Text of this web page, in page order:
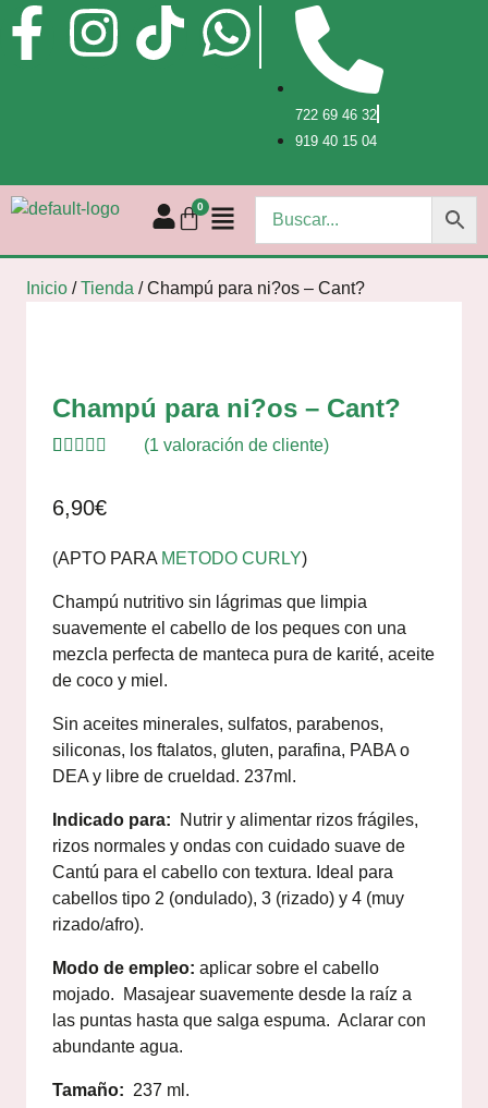
722 69 46 32
919 40 15 04
Inicio / Tienda / Champú para ni?os – Cant?
Champú para ni?os – Cant?
5 en base a
valoración
(1 valoración de cliente)
6,90€
(APTO PARA METODO CURLY)
Champú nutritivo sin lágrimas que limpia
suavemente el cabello de los peques con una
mezcla perfecta de manteca pura de karité, aceite
de coco y miel.
Sin aceites minerales, sulfatos, parabenos,
siliconas, los ftalatos, gluten, parafina, PABA o
DEA y libre de crueldad. 237ml.
Indicado para:
Nutrir y alimentar rizos frágiles,
rizos normales y ondas con cuidado suave de
Cantú para el cabello con textura. Ideal para
cabellos tipo 2 (ondulado), 3 (rizado) y 4 (muy
rizado/afro).
Modo de empleo: aplicar sobre el cabello
mojado. Masajear suavemente desde la raíz a
las puntas hasta que salga espuma. Aclarar con
abundante agua.
Tamaño: 237 ml.